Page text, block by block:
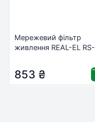
Мережевий фільтр
живлення REAL-EL RS-
853 ₴